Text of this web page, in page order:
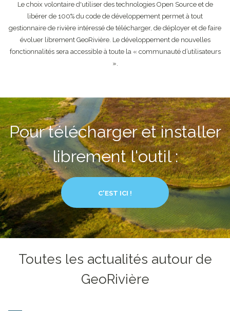
Le choix volontaire d'utiliser des technologies Open Source et de
libérer de 100% du code de développement permet à tout
gestionnaire de rivière intéressé de télécharger, de déployer et de faire
évoluer librement GeoRivière. Le développement de nouvelles
fonctionnalités sera accessible à toute la « communauté d’utilisateurs
».
Pour télécharger et installer
librement l'outil :
C'EST ICI !
Toutes les actualités autour de
GeoRivière